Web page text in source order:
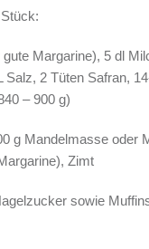
Margarine), 5 dl
Salz, 2 Tüten Safran,
– 900 g)
g Mandelmasse oder
Zimt
sowie